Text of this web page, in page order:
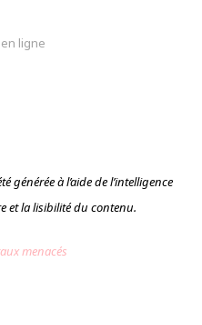
en ligne
générée à l’aide de l’intelligence
et la lisibilité du contenu.
menacés